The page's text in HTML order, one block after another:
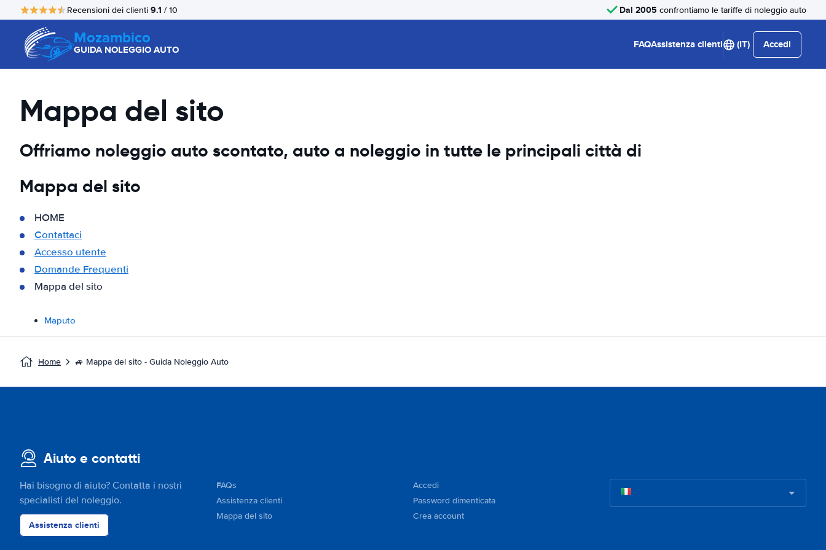
Recensioni dei clienti 9.1 / 10 Dal 2005 confrontiamo le tariffe di noleggio auto
Mozambico
GUIDA NOLEGGIO AUTO FAQAssistenza clienti (IT) Accedi
Mappa del sito
Offriamo noleggio auto scontato, auto a noleggio in tutte le principali città di
Mappa del sito
HOME
Contattaci
Accesso utente
Domande Frequenti
Mappa del sito
Maputo
Home 🚙 Mappa del sito - Guida Noleggio Auto
Aiuto e contatti
Hai bisogno di aiuto? Contatta i nostri
specialisti del noleggio.
Assistenza clienti
FAQs
Assistenza clienti
Mappa del sito
Accedi
Password dimenticata
Crea account